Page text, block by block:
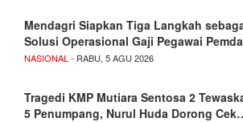
Mendagri Siapkan Tiga Langkah
Solusi Operasional Gaji Pegawai Pemda
NASIONAL - RABU, 5 AGU 2026
Tragedi KMP Mutiara Sentosa 2
5 Penumpang, Nurul Huda Dorong